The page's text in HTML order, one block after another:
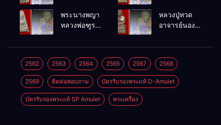
โพธิ์นิมิตร
พ.ศ.2512
พ.ศ.2512
พระนางพญา
หลวงพ่อฑูรย์
พ.ศ.2512
หลวงปู่ทวด
อาจารย์นอง
พ.ศ.2541
2562 2563 2564 2565 2567 2568
2569 ติดต่อสอบถาม บัตรรับรองพระแท้ D-Amulet
บัตรรับรองพระแท้ SP Amulet พระเครื่อง